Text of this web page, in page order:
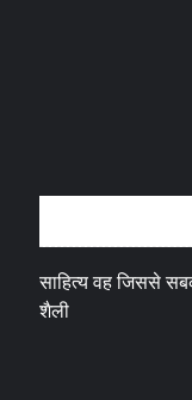
साहित्य वह जिससे
शैली